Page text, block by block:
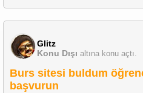
Glitz
Konu Dışı altına konu açtı.
Burs sitesi buldum
başvurun